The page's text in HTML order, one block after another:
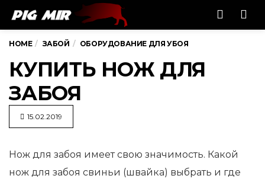
HOME ЗАБОЙ ОБОРУДОВАНИЕ ДЛЯ УБОЯ
КУПИТЬ НОЖ ДЛЯ
ЗАБОЯ
15.02.2019
Нож для забоя имеет свою значимость. Какой
нож для забоя свиньи (швайка) выбрать и где